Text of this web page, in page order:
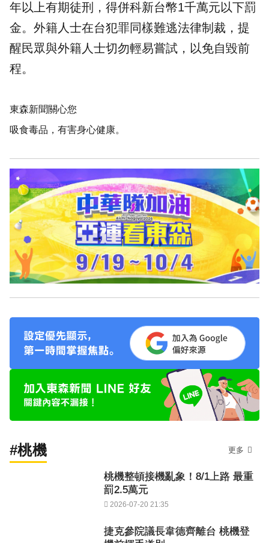
年以上有期徒刑，得併科新台幣1千萬元以下罰
金。外籍人士在台犯罪同樣難逃法律制裁，提
醒民眾與外籍人士切勿輕易嘗試，以免自毀前
程。
東森新聞關心您
吸食毒品，有害身心健康。
#桃機 更多
桃機整頓接機亂象！8/1上路 最重
罰2.5萬元
2026-07-20 21:35
捷克參院議長韋德齊離台 桃機登